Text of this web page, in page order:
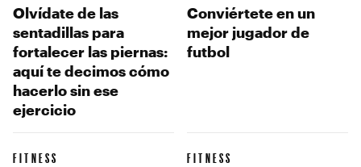
Olvídate de las
sentadillas para
fortalecer las piernas:
aquí te decimos cómo
hacerlo sin ese
ejercicio
Conviértete en un
mejor jugador de
futbol
FITNESS FITNESS